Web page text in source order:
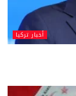
أخبار تركيا